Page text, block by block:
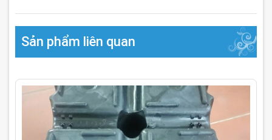
Sản phẩm liên quan